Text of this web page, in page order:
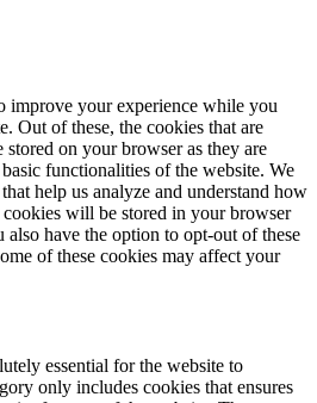
improve your experience while you
Out of these, the cookies that are
stored on your browser as they are
functionalities of the website. We
help us analyze and understand how
will be stored in your browser
have the option to opt-out of these
of these cookies may affect your
essential for the website to
only includes cookies that ensures